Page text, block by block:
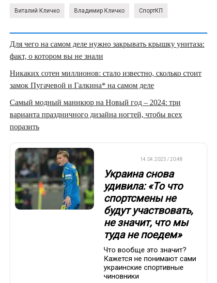
Виталий Кличко Владимир Кличко СпортКП
Для чего на самом деле нужно закрывать крышку унитаза:
факт, о котором вы не знали
Никаких сотен миллионов: стало известно, сколько стоит
замок Пугачевой и Галкина* на самом деле
Самый модный маникюр на Новый год – 2024: три
варианта праздничного дизайна ногтей, чтобы всех
поразить
14.04.2023 / 20:48
Украина снова
удивила: «То что
спортсмены не
будут участвовать,
не значит, что мы
туда не поедем»
Что вообще это значит?
Кажется не понимают сами
украинские спортивные
чиновники